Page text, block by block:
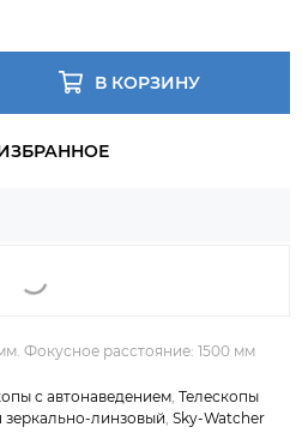
В КОРЗИНУ
Фокусное расстояние: 1500 мм
с автонаведением Телескопы
зеркально-линзовый Sky-Watcher